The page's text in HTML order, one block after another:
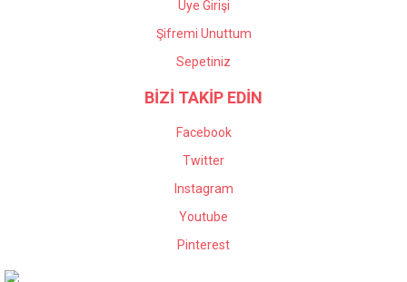
Üye Girişi
Şifremi Unuttum
Sepetiniz
BİZİ TAKİP EDİN
Facebook
Twitter
Instagram
Youtube
Pinterest